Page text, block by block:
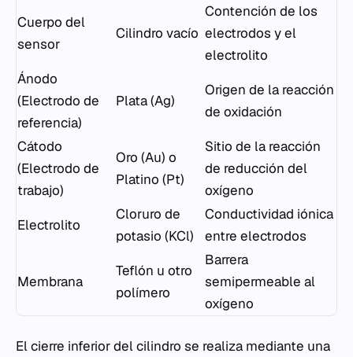
Cuerpo del
sensor
Cilindro vacío
Contención de los
electrodos y el
electrolito
Ánodo
(Electrodo de
referencia)
Plata (Ag)
Origen de la reacción
de oxidación
Cátodo
(Electrodo de
trabajo)
Oro (Au) o
Platino (Pt)
Sitio de la reacción
de reducción del
oxígeno
Electrolito
Cloruro de
potasio (KCl)
Conductividad iónica
entre electrodos
Membrana
Teflón u otro
polímero
Barrera
semipermeable al
oxígeno
El cierre inferior del cilindro se realiza mediante una